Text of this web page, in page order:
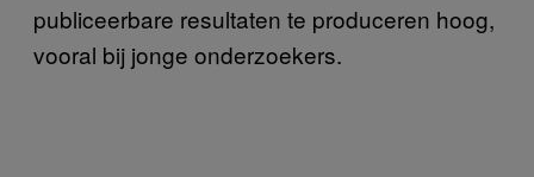
publiceerbare resultaten te produceren hoog,
vooral bij jonge onderzoekers.